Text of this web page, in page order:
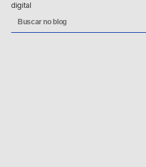
digital